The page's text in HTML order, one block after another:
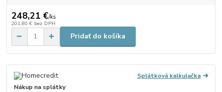
248,21 €/ks
201,80 € bez DPH
Pridať do košíka
Splátková kalkulačka
Nákup na splátky